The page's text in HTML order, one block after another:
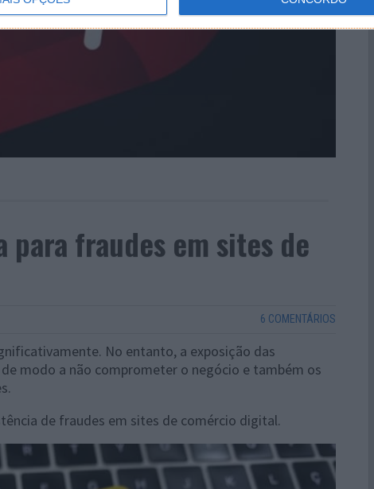
para fraudes em sites de
6 COMENTÁRIOS
No entanto, a exposição das
modo a não comprometer o negócio e também os
de fraudes em sites de comércio digital.